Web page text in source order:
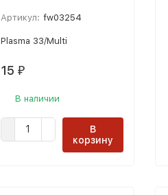
Артикул: fw03254
Plasma 33/Multi
15 ₽
В наличии
В
корзину